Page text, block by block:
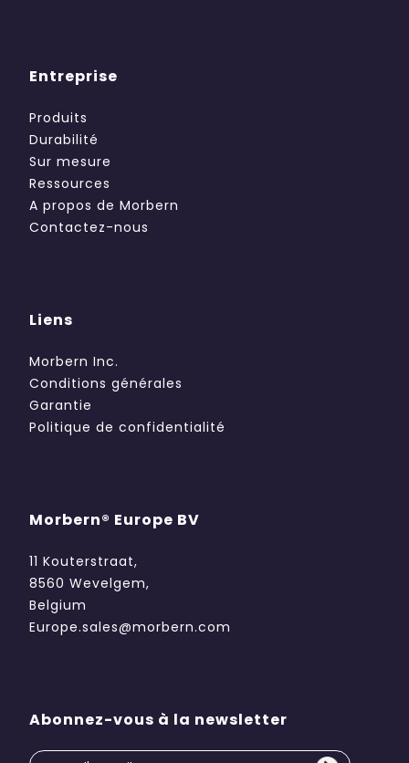
Entreprise
Produits
Durabilité
Sur mesure
Ressources
A propos de Morbern
Contactez-nous
Liens
Morbern Inc.
Conditions générales
Garantie
Politique de confidentialité
Morbern® Europe BV
11 Kouterstraat,
8560 Wevelgem,
Belgium
Europe.sales@morbern.com
Abonnez-vous à la newsletter